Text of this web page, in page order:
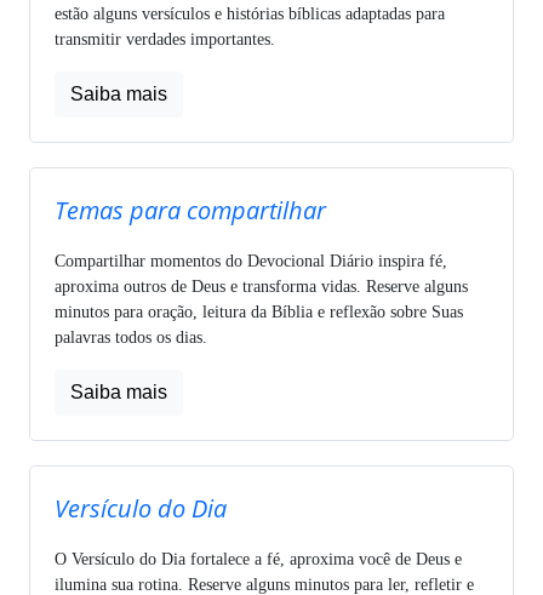
estão alguns versículos e histórias bíblicas adaptadas para
transmitir verdades importantes.
Saiba mais
Temas para compartilhar
Compartilhar momentos do Devocional Diário inspira fé,
aproxima outros de Deus e transforma vidas. Reserve alguns
minutos para oração, leitura da Bíblia e reflexão sobre Suas
palavras todos os dias.
Saiba mais
Versículo do Dia
O Versículo do Dia fortalece a fé, aproxima você de Deus e
ilumina sua rotina. Reserve alguns minutos para ler, refletir e